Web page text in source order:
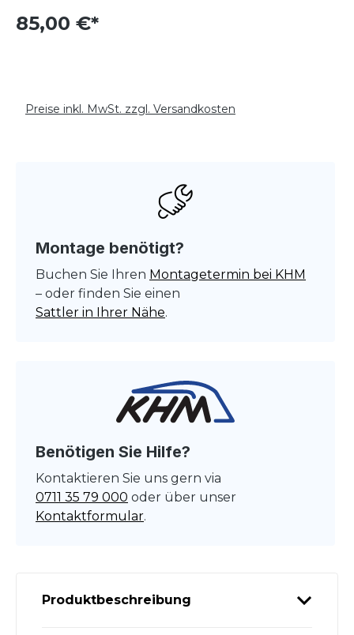
85,00 €*
Preise inkl. MwSt. zzgl. Versandkosten
Montage benötigt?
Buchen Sie Ihren Montagetermin bei KHM
– oder finden Sie einen
Sattler in Ihrer Nähe.
Benötigen Sie Hilfe?
Kontaktieren Sie uns gern via
0711 35 79 000 oder über unser
Kontaktformular.
Produktbeschreibung